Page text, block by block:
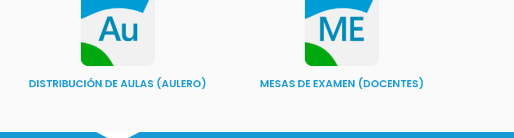
DISTRIBUCIÓN DE AULAS (AULERO) MESAS DE EXAMEN (DOCENTES)